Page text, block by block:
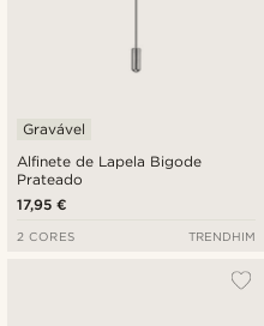
Alfinete de Lapela Bigode
Prateado
Gravável
17,95 €
2 CORES TRENDHIM